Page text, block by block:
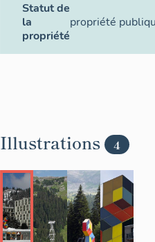
Statut de
la
propriété
propriété
Illustrations 4